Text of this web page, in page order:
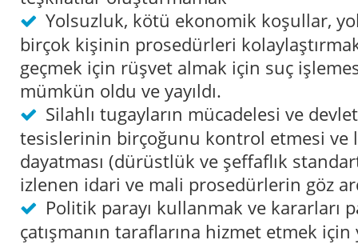
Yolsuzluk, kötü ekonomik koşullar,
birçok kişinin prosedürleri
geçmek için rüşvet almak için suç
mümkün oldu ve yayıldı.
Silahlı tugayların mücadelesi ve
tesislerinin birçoğunu kontrol etmesi ve
dayatması (dürüstlük ve şeffaflık
izlenen idari ve mali prosedürlerin göz
Politik parayı kullanmak ve kararları
çatışmanın taraflarına hizmet etmek